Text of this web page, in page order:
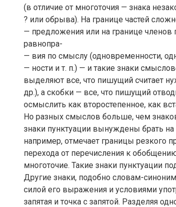
(в отличие от многоточия — знака
? или обрыва). На границе частей
— предложения или на границе членов
равнопра-
— вия по смыслу (одновременности,
— ности и т. п.) — и такие знаки
выделяют все, что пишущий считает
др.), а скобки — все, что пишущий
осмыслить как второстепенное, как
Но разных смыслов больше, чем
знаки пунктуации вынуждены брать
например, отмечает границы резкого
перехода от перечисления к
многоточие. Такие знаки пунктуации
Другие знаки, подобно словам-
силой его выражения и условиями
запятая и точка с запятой. Разделяя